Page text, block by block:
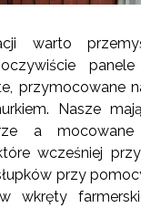
warto
przymocowane
Nasze
a
wcześniej
przy
wkręty